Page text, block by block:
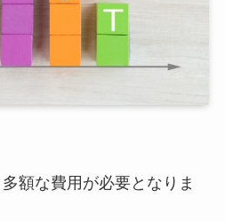
額な費用が必要となりま